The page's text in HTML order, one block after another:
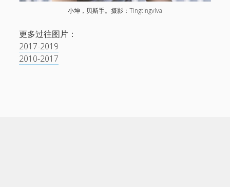
小坤，贝斯手。摄影：Tingtingviva
更多过往图片：
2017-2019
2010-2017